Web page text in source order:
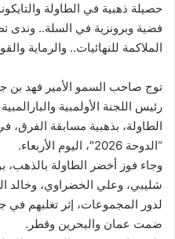
حصيلة ذهبية في الطاولة
فضية وبرونزية في السلة.. وندى
الملاكمة للنهائيات.. والرماية
توج صاحب السمو الأمير فهد بن
رئيس اللجنة الأولمبية
الطاولة، بذهبية مسابقة الفرق،
“الدوحة 2026″، اليوم الأربعاء.
وجاء فوز أخضر الطاولة بالذهب،
شليبي، وعلي الخضراوي، وخالد
لدور المجموعات، إثر تغلبهم في
ضمت عمان والبحرين وقطر.